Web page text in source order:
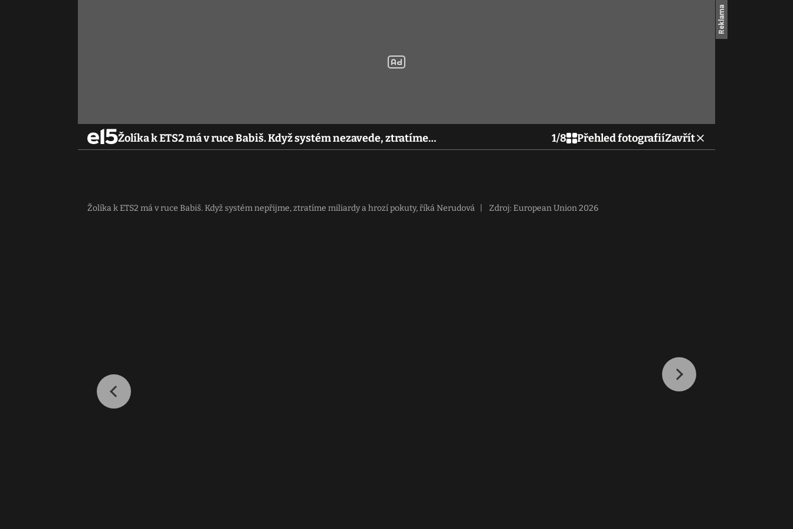
Žolíka k ETS2 má v ruce Babiš. Když systém nezavede, ztratíme… 1/8 Přehled fotografiíZavřít
Žolíka k ETS2 má v ruce Babiš. Když systém nepřijme, ztratíme miliardy a hrozí pokuty, říká Nerudová Zdroj: European Union 2026